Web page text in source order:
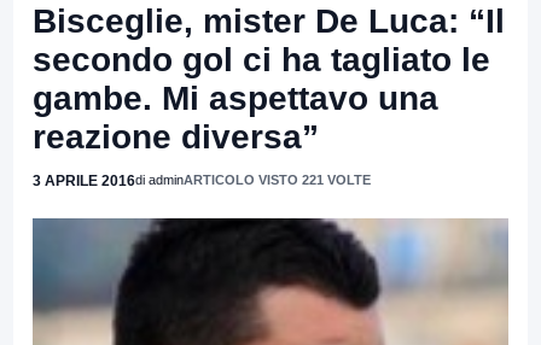
Bisceglie, mister De Luca: “Il
secondo gol ci ha tagliato le
gambe. Mi aspettavo una
reazione diversa”
3 APRILE 2016di adminARTICOLO VISTO 221 VOLTE